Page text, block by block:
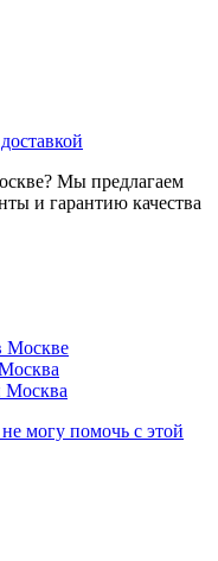
Мы предлагаем
и гарантию качества
Москве
Москва
могу помочь с этой